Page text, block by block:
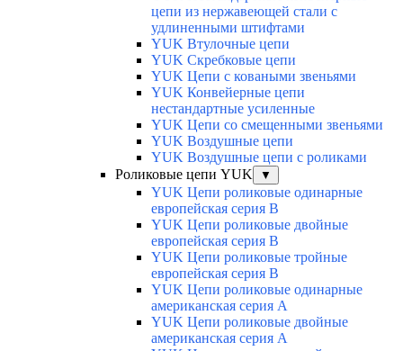
цепи из нержавеющей стали с
удлиненными штифтами
YUK Втулочные цепи
YUK Скребковые цепи
YUK Цепи с коваными звеньями
YUK Конвейерные цепи
нестандартные усиленные
YUK Цепи со смещенными звеньями
YUK Воздушные цепи
YUK Воздушные цепи с роликами
Роликовые цепи YUK
▼
YUK Цепи роликовые одинарные
европейская серия В
YUK Цепи роликовые двойные
европейская серия В
YUK Цепи роликовые тройные
европейская серия В
YUK Цепи роликовые одинарные
американская серия А
YUK Цепи роликовые двойные
американская серия А